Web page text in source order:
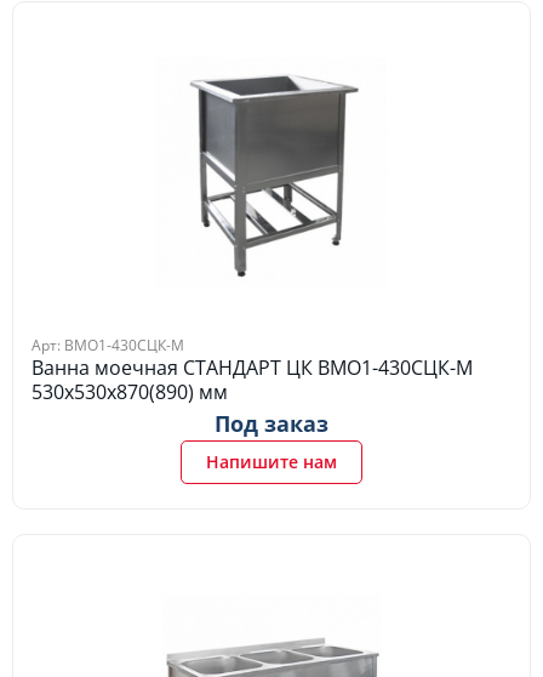
Арт: ВМО1-430СЦК-М
Ванна моечная СТАНДАРТ ЦК ВМО1-430СЦК-М
530х530х870(890) мм
Под заказ
Напишите нам